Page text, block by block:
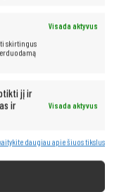
Visada aktyvus
skirtingus
jį ir
ir
Visada aktyvus
daugiau apie šiuos tikslus